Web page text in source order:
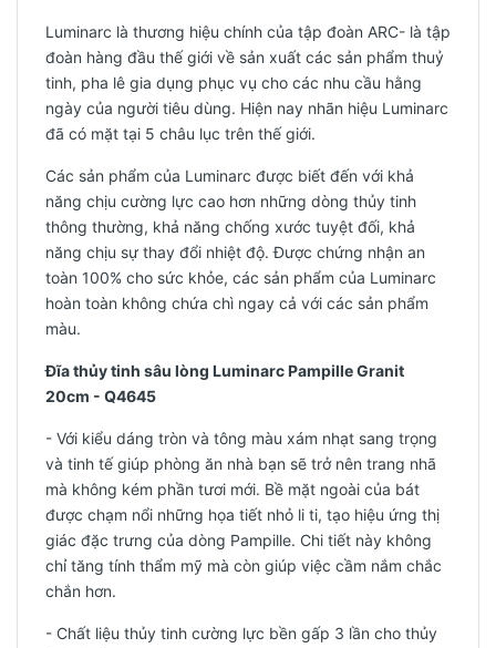
Luminarc là thương hiệu chính của tập đoàn ARC- là tập
đoàn hàng đầu thế giới về sản xuất các sản phẩm thuỷ
tinh, pha lê gia dụng phục vụ cho các nhu cầu hằng
ngày của người tiêu dùng. Hiện nay nhãn hiệu Luminarc
đã có mặt tại 5 châu lục trên thế giới.
Các sản phẩm của Luminarc được biết đến với khả
năng chịu cường lực cao hơn những dòng thủy tinh
thông thường, khả năng chống xước tuyệt đối, khả
năng chịu sự thay đổi nhiệt độ. Được chứng nhận an
toàn 100% cho sức khỏe, các sản phẩm của Luminarc
hoàn toàn không chứa chì ngay cả với các sản phẩm
màu.
Đĩa thủy tinh sâu lòng Luminarc Pampille Granit
20cm - Q4645
- Với kiểu dáng tròn và tông màu xám nhạt sang trọng
và tinh tế giúp phòng ăn nhà bạn sẽ trở nên trang nhã
mà không kém phần tươi mới. Bề mặt ngoài của bát
được chạm nổi những họa tiết nhỏ li ti, tạo hiệu ứng thị
giác đặc trưng của dòng Pampille. Chi tiết này không
chỉ tăng tính thẩm mỹ mà còn giúp việc cầm nắm chắc
chắn hơn.
- Chất liệu thủy tinh cường lực bền gấp 3 lần cho thủy